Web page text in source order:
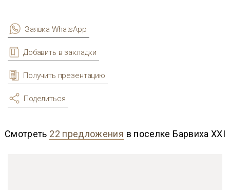
Заявка WhatsApp
Добавить в закладки
Получить презентацию
Поделиться
Смотреть 22 предложения в поселке Барвиха XXI